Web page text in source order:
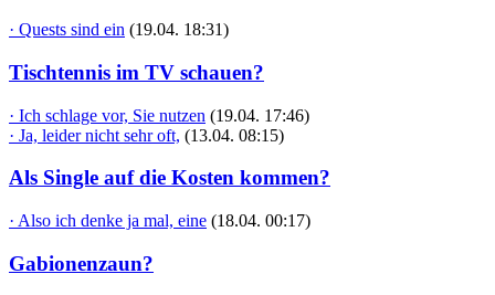
· Quests sind ein (19.04. 18:31)
Tischtennis im TV schauen?
· Ich schlage vor, Sie nutzen (19.04. 17:46)
· Ja, leider nicht sehr oft, (13.04. 08:15)
Als Single auf die Kosten kommen?
· Also ich denke ja mal, eine (18.04. 00:17)
Gabionenzaun?